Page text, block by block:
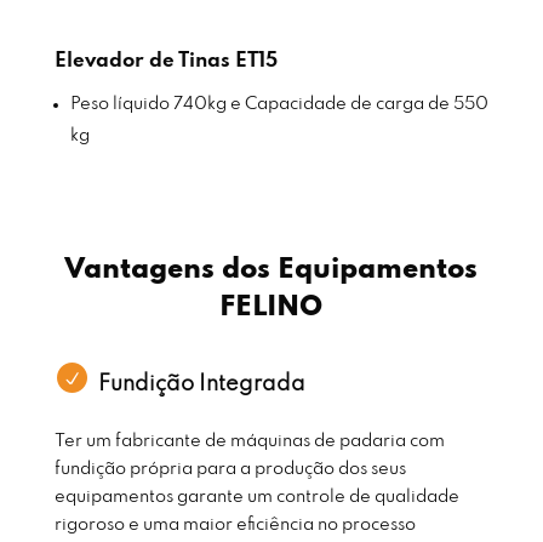
Elevador de Tinas ET15
Peso líquido 740kg e Capacidade de carga de 550
kg
Vantagens dos Equipamentos
FELINO
Fundição Integrada
Ter um fabricante de máquinas de padaria com
fundição própria para a produção dos seus
equipamentos garante um controle de qualidade
rigoroso e uma maior eficiência no processo